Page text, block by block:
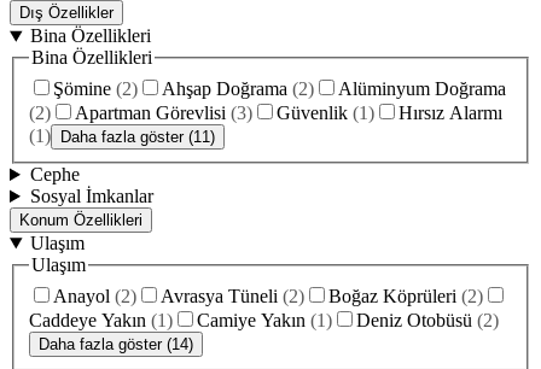
Dış Özellikler
Bina Özellikleri
Bina Özellikleri
Şömine (2) Ahşap Doğrama (2)
Alüminyum Doğrama
(2) Apartman Görevlisi (3) Güvenlik (1)
Hırsız Alarmı
(1) Daha fazla göster (11)
Cephe
Sosyal İmkanlar
Konum Özellikleri
Ulaşım
Ulaşım
Anayol (2) Avrasya Tüneli (2) Boğaz Köprüleri (2)
Caddeye Yakın (1) Camiye Yakın (1) Deniz Otobüsü (2)
Daha fazla göster (14)